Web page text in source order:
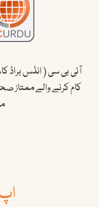
آئی بی سی ( انڈس براڈ
کام کرنے والے ممتاز